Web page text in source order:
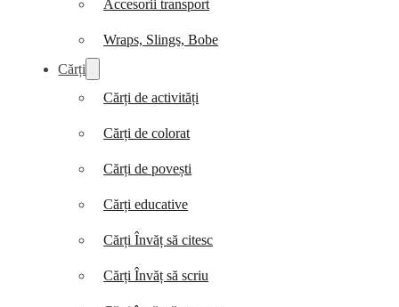
Accesorii transport
Wraps, Slings, Bobe
Cărți
Cărți de activități
Cărți de colorat
Cărți de povești
Cărți educative
Cărți Învăț să citesc
Cărți Învăț să scriu